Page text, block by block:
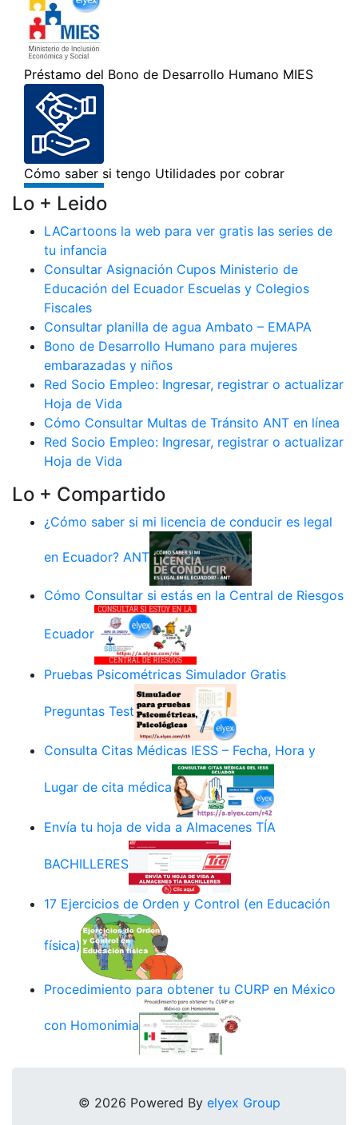
Lo + Leido
LACartoons la web para ver gratis las series de
tu infancia
Consultar Asignación Cupos Ministerio de
Educación del Ecuador Escuelas y Colegios
Fiscales
Consultar planilla de agua Ambato – EMAPA
Bono de Desarrollo Humano para mujeres
embarazadas y niños
Red Socio Empleo: Ingresar, registrar o actualizar
Hoja de Vida
Cómo Consultar Multas de Tránsito ANT en línea
Red Socio Empleo: Ingresar, registrar o actualizar
Hoja de Vida
Lo + Compartido
¿Cómo saber si mi licencia de conducir es legal
en Ecuador? ANT
Cómo Consultar si estás en la Central de Riesgos
Ecuador
Pruebas Psicométricas Simulador Gratis
Preguntas Test
Consulta Citas Médicas IESS – Fecha, Hora y
Lugar de cita médica
Envía tu hoja de vida a Almacenes TÍA
BACHILLERES
17 Ejercicios de Orden y Control (en Educación
física)
Procedimiento para obtener tu CURP en México
con Homonimia
© 2026 Powered By elyex Group